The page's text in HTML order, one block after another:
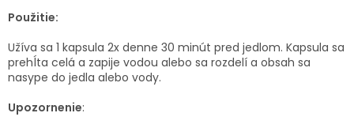
Použitie:
Užíva sa 1 kapsula 2x denne 30 minút pred jedlom. Kapsula sa
prehĺta celá a zapije vodou alebo sa rozdelí a obsah sa
nasype do jedla alebo vody.
Upozornenie: